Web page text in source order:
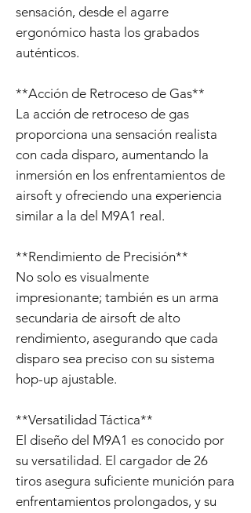
sensación, desde el agarre
ergonómico hasta los grabados
auténticos.
**Acción de Retroceso de Gas**
La acción de retroceso de gas
proporciona una sensación realista
con cada disparo, aumentando la
inmersión en los enfrentamientos de
airsoft y ofreciendo una experiencia
similar a la del M9A1 real.
**Rendimiento de Precisión**
No solo es visualmente
impresionante; también es un arma
secundaria de airsoft de alto
rendimiento, asegurando que cada
disparo sea preciso con su sistema
hop-up ajustable.
**Versatilidad Táctica**
El diseño del M9A1 es conocido por
su versatilidad. El cargador de 26
tiros asegura suficiente munición para
enfrentamientos prolongados, y su